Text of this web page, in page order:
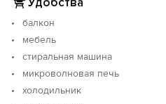
балкон
мебель
стиральная машина
микроволновая печь
холодильник